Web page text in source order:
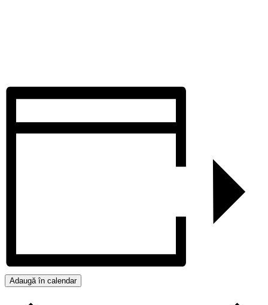
Adaugă în calendar